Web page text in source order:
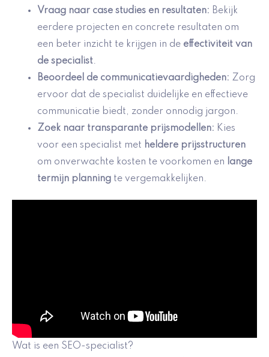
Vraag naar case studies en resultaten: Bekijk
eerdere projecten en concrete resultaten om
een beter inzicht te krijgen in de effectiviteit van
de specialist.
Beoordeel de communicatievaardigheden: Zorg
ervoor dat de specialist duidelijke en effectieve
communicatie biedt, zonder onnodig jargon.
Zoek naar transparante prijsmodellen: Kies
voor een specialist met heldere prijsstructuren
om onverwachte kosten te voorkomen en
lange
termijn planning te vergemakkelijken.
Wat is een SEO-specialist?